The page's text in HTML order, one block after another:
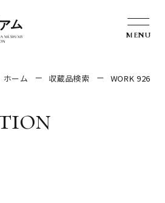
MENU
ホーム 収蔵品検索 WORK 926